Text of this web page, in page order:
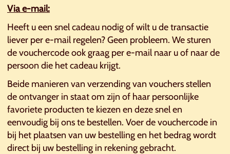
Via e-mail:
Heeft u een snel cadeau nodig of wilt u de transactie
liever per e-mail regelen? Geen probleem. We sturen
de vouchercode ook graag per e-mail naar u of naar de
persoon die het cadeau krijgt.
Beide manieren van verzending van vouchers stellen
de ontvanger in staat om zijn of haar persoonlijke
favoriete producten te kiezen en deze snel en
eenvoudig bij ons te bestellen. Voer de vouchercode in
bij het plaatsen van uw bestelling en het bedrag wordt
direct bij uw bestelling in rekening gebracht.